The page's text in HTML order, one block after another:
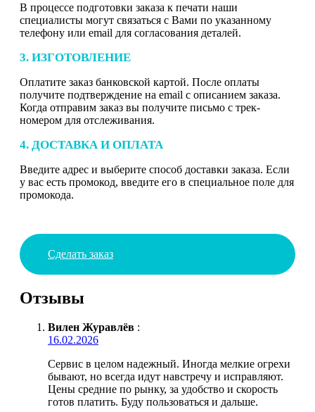
В процессе подготовки заказа к печати наши
специалисты могут связаться с Вами по указанному
телефону или email для согласования деталей.
3. ИЗГОТОВЛЕНИЕ
Оплатите заказ банковской картой. После оплаты
получите подтверждение на email с описанием заказа.
Когда отправим заказ вы получите письмо с трек-
номером для отслеживания.
4. ДОСТАВКА И ОПЛАТА
Введите адрес и выберите способ доставки заказа. Если
у вас есть промокод, введите его в специальное поле для
промокода.
Сделать заказ
Отзывы
Вилен Журавлёв :
16.02.2026
Сервис в целом надежный. Иногда мелкие огрехи
бывают, но всегда идут навстречу и исправляют.
Цены средние по рынку, за удобство и скорость
готов платить. Буду пользоваться и дальше.